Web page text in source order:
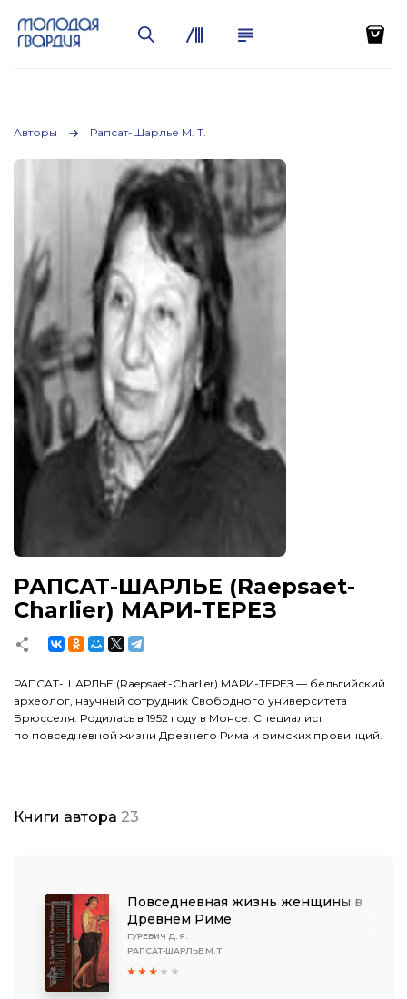
Авторы Рапсат-Шарлье М. Т.
РАПСАТ-ШАРЛЬЕ (Raepsaet-
Charlier) МАРИ-ТЕРЕЗ
РАПСАТ-ШАРЛЬЕ (Raepsaet-Charlier) МАРИ-ТЕРЕЗ — бельгийский
археолог, научный сотрудник Свободного университета
Брюсселя. Родилась в 1952 году в Монсе. Специалист
по повседневной жизни Древнего Рима и римских провинций.
Книги автора 23
Повседневная жизнь женщины в
Древнем Риме
ГУРЕВИЧ Д. Я.
РАПСАТ-ШАРЛЬЕ М. Т.